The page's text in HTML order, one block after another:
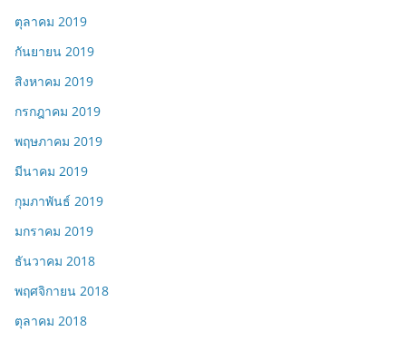
ตุลาคม 2019
กันยายน 2019
สิงหาคม 2019
กรกฎาคม 2019
พฤษภาคม 2019
มีนาคม 2019
กุมภาพันธ์ 2019
มกราคม 2019
ธันวาคม 2018
พฤศจิกายน 2018
ตุลาคม 2018